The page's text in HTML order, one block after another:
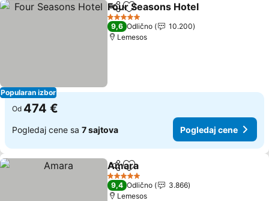
Popularan izbor
Deli Dodati u favorite
Four Seasons Hotel
5 Zvezdice
9,6 Odlično
10.200
Lemesos
Od 474 €
Pogledaj cene sa 7 sajtova Pogledaj cene
Deli Dodati u favorite
Amara
5 Zvezdice
9,4 Odlično
3.866
Lemesos